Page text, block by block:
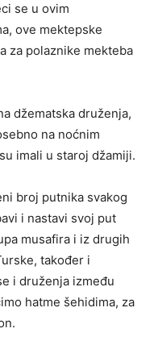
se u ovim
ove mektepske
za polaznike mekteba
džematska druženja,
na noćnim
imali u staroj džamiji.
broj putnika svakog
i nastavi svoj put
musafira i iz drugih
također i
i druženja između
hatme šehidima, za